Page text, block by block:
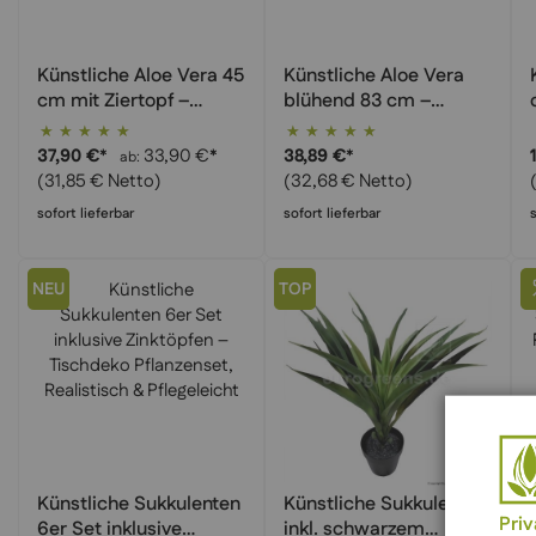
Künstliche Aloe Vera 45
cm mit Ziertopf –
Kompakte
Kunstpflanze,
Realistisch &
Pflegeleicht
Bewertung:
100%
37,90 €* ab 33,90 €*
(31,85 € Netto)
sofort lieferbar
Künstliche Aloe Vera
blühend 83 cm –
Exotische Sukkulente
getopft, Große
Kunstpflanze
Bewertung:
100%
38,89 €*
(32,68 € Netto)
sofort lieferbar
NEU
Künstliche Sukkulenten
6er Set inklusive
TOP
Künstliche Sukkulente
inkl. schwarzem